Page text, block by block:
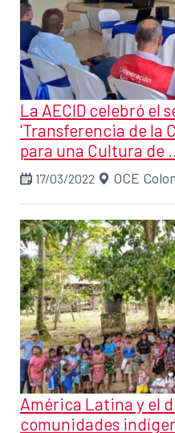
La AECID celebró el
'Transferencia de la
para una Cultura de
17/03/2022 OCE
América Latina y el
comunidades